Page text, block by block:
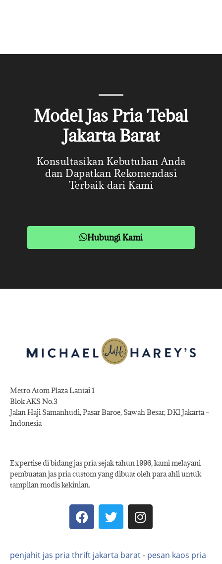
Model Jas Pria Tebal
Jakarta Barat
Konsultasikan Kebutuhan Anda
dan Dapatkan Rekomendasi
Terbaik dari Kami
Hubungi Kami
Metro Atom Plaza Lantai 1
Blok AKS No.3
Jalan Haji Samanhudi, Pasar Baroe, Sawah Besar, DKI Jakarta –
Indonesia
Expertise di bidang jas pria sejak tahun 1996, kami melayani
pembuatan jas pria custom yang dibuat oleh para ahli untuk
tampilan modis kekinian.
penjahit jas pria thrift jakarta barat- pesan kaos pria